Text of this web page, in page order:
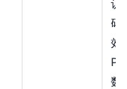
识
码
效
数